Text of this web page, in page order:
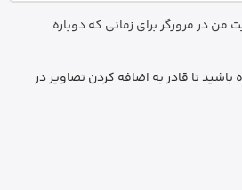
من در مرورگر برای زمانی که دوباره
تا قادر به اضافه کردن تصاویر در